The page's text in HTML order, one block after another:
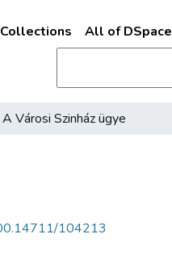
All of DSpace
A Városi Szinház ügye
104213